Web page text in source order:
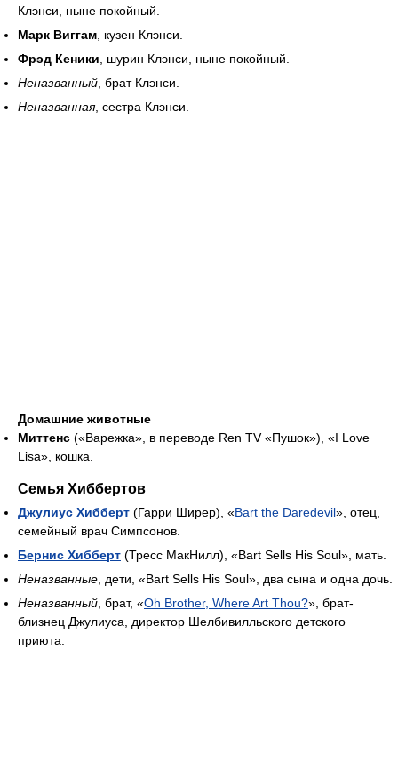
Клэнси, ныне покойный.
Марк Виггам , кузен Клэнси.
Фрэд Кеники , шурин Клэнси, ныне покойный.
Неназванный , брат Клэнси.
Неназванная, сестра Клэнси.
Домашние животные
Миттенс («Варежка», в переводе Ren TV «Пушок»), «I Love
Lisa», кошка.
Семья Хиббертов
Джулиус Хибберт (Гарри Ширер), «Bart the Daredevil», отец,
семейный врач Симпсонов.
Бернис Хибберт (Тресс МакНилл), «Bart Sells His Soul», мать.
Неназванные , дети, «Bart Sells His Soul», два сына и одна дочь.
Неназванный , брат, «Oh Brother, Where Art Thou?», брат-
близнец Джулиуса, директор Шелбивилльского детского
приюта.